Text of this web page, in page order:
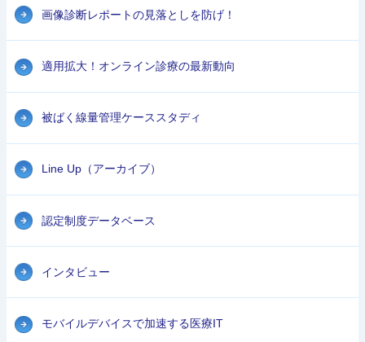
画像診断レポートの見落としを防げ！
適用拡大！オンライン診療の最新動向
被ばく線量管理ケーススタディ
Line Up（アーカイブ）
認定制度データベース
インタビュー
モバイルデバイスで加速する医療IT